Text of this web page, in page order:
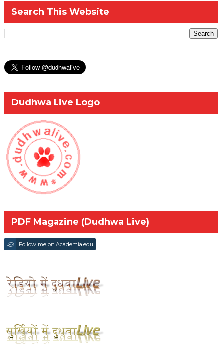
Search This Website
Dudhwa Live Logo
PDF Magazine (Dudhwa Live)
Follow me on Academia.edu